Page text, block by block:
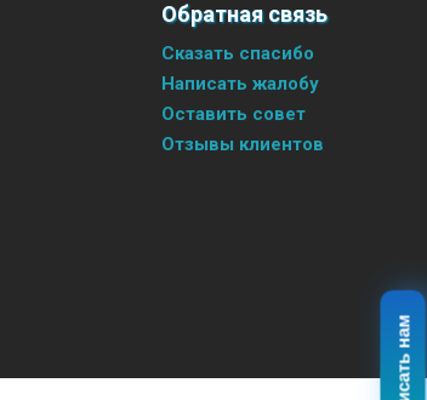
Обратная связь
Сказать спасибо
Написать жалобу
Оставить совет
Отзывы клиентов